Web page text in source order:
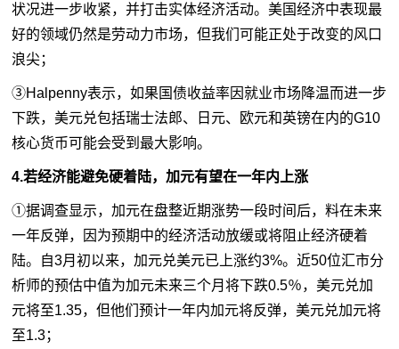
状况进一步收紧，并打击实体经济活动。美国经济中表现最
好的领域仍然是劳动力市场，但我们可能正处于改变的风口
浪尖；
③Halpenny表示，如果国债收益率因就业市场降温而进一步
下跌，美元兑包括瑞士法郎、日元、欧元和英镑在内的G10
核心货币可能会受到最大影响。
4.若经济能避免硬着陆，加元有望在一年内上涨
①据调查显示，加元在盘整近期涨势一段时间后，料在未来
一年反弹，因为预期中的经济活动放缓或将阻止经济硬着
陆。自3月初以来，加元兑美元已上涨约3%。近50位汇市分
析师的预估中值为加元未来三个月将下跌0.5％，美元兑加
元将至1.35，但他们预计一年内加元将反弹，美元兑加元将
至1.3；